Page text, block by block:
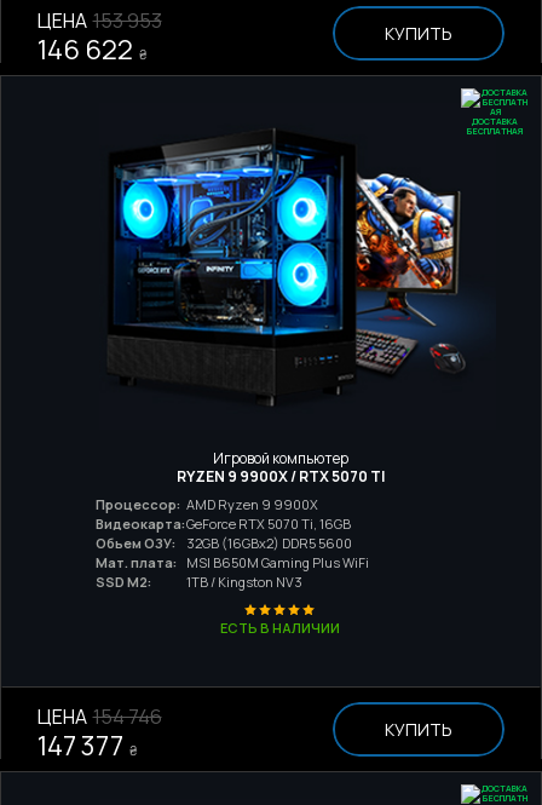
ЦЕНА 153 953
146 622 ₴
КУПИТЬ
ДОСТАВКА
БЕСПЛАТНАЯ
Игровой компьютер
RYZEN 9 9900X / RTX 5070 TI
Процессор: AMD Ryzen 9 9900X
Видеокарта:GeForce RTX 5070 Ti, 16GB
Обьем ОЗУ:
32GB (16GBx2) DDR5 5600
Мат. плата:
MSI B650M Gaming Plus WiFi
SSD M2:
1TB / Kingston NV3
ЕСТЬ В НАЛИЧИИ
ЦЕНА 154 746
147 377 ₴
КУПИТЬ